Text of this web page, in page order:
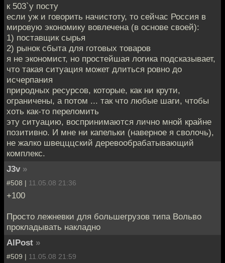
к 503`у посту
если уж и говорить начистоту, то сейчас Россия в
мировую экономику вовлечена (в основе своей):
1) поставщик сырья
2) рынок сбыта для готовых товаров
я не экономист, но простейшая логика подсказывает,
что такая ситуация может длиться ровно до
исчерпания
природных ресурсов, которые, как ни крути,
ограничены, а потом ... так что любые шаги, чтобы
хоть как-то переломить
эту ситуацию, воспринимаются лично мной крайне
позитивно. И мне ни капельки (наверное я сволочь),
не жалко швецццский деревообрабатывающий
комплекс.
J3v »
#508 | 11.05.08 21:36
+100
Просто лежневки для большегрузов типа Вольво
прокладывать накладно
AlPost »
#509 | 11.05.08 21:59